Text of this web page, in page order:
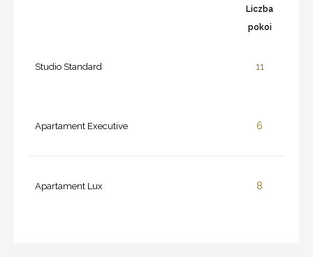
Liczba
pokoi
Studio Standard 11
Apartament Executive 6
Apartament Lux 8